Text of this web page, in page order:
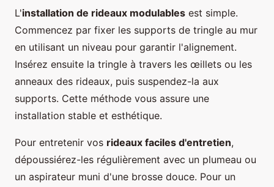
L'installation de rideaux modulables est simple.
Commencez par fixer les supports de tringle au mur
en utilisant un niveau pour garantir l'alignement.
Insérez ensuite la tringle à travers les œillets ou les
anneaux des rideaux, puis suspendez-la aux
supports. Cette méthode vous assure une
installation stable et esthétique.
Pour entretenir vos rideaux faciles d'entretien,
dépoussiérez-les régulièrement avec un plumeau ou
un aspirateur muni d'une brosse douce. Pour un